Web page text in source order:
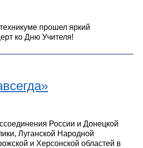
прошел яркий
ко Дню Учителя!
России и Донецкой
Луганской Народной
и Херсонской областей в